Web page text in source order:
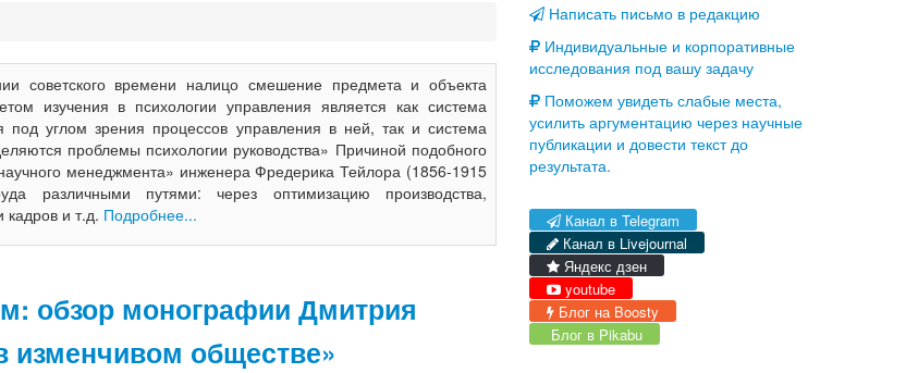
советского времени налицо смешение предмета и объекта
изучения в психологии управления является как система
под углом зрения процессов управления в ней, так и система
проблемы психологии руководства» Причиной подобного
менеджмента» инженера Фредерика Тейлора (1856-1915
различными путями: через оптимизацию производства,
кадров и т.д. Подробнее...
обзор монографии Дмитрия
изменчивом обществе»
Написать письмо в редакцию
Индивидуальные и корпоративные
исследования под вашу задачу
Поможем увидеть слабые места,
усилить аргументацию через научные
публикации и довести текст до
результата.
Канал в Telegram
Канал в Livejournal
Яндекс дзен
youtube
Блог на Boosty
Блог в Pikabu